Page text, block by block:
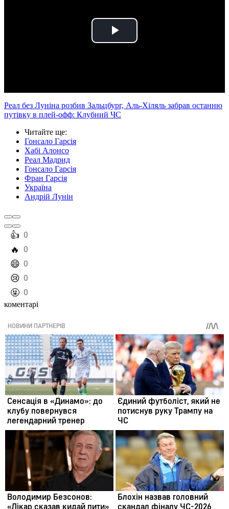
Play
Реал без Луніна розбив Зальцбург, Аль-Хіляль забрав останню
путівку в плей-офф: Клубний ЧС
Читайте ще:
Гонсало Гарсія
Хабі Алонсо
Реал Мадрид
Гонсало Гарсія
Фран Гарсія
Україна
Андрій Лунін
️👍 0
️🔥 0
️😄 0
️😢 0
️🤬 0
коментарі